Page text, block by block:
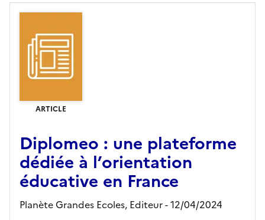
ARTICLE
Diplomeo : une plateforme
dédiée à l’orientation
éducative en France
Planète Grandes Ecoles, Editeur- 12/04/2024